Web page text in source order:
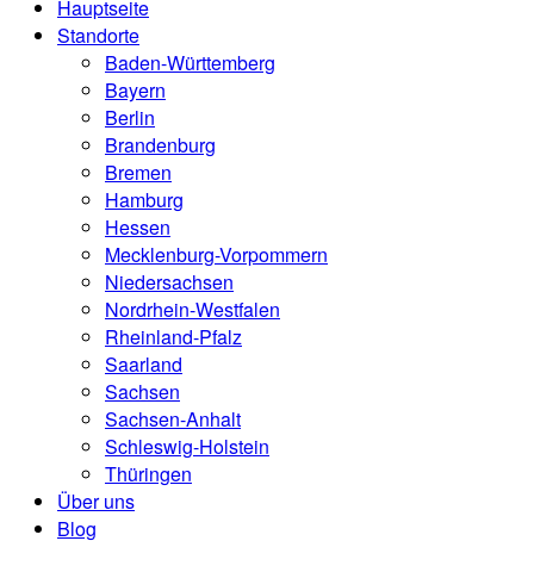
Hauptseite
Standorte
Baden-Württemberg
Bayern
Berlin
Brandenburg
Bremen
Hamburg
Hessen
Mecklenburg-Vorpommern
Niedersachsen
Nordrhein-Westfalen
Rheinland-Pfalz
Saarland
Sachsen
Sachsen-Anhalt
Schleswig-Holstein
Thüringen
Über uns
Blog